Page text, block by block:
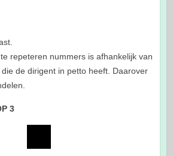
repeteren nummers is afhankelijk van
de dirigent in petto heeft. Daarover
3